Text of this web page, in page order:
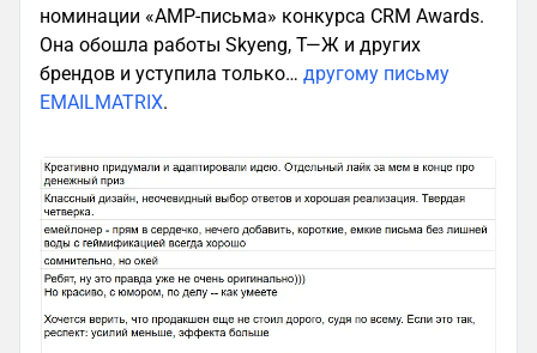
номинации «AMP-письма» конкурса CRM Awards.
Она обошла работы Skyeng, Т—Ж и других
брендов и уступила только… другому письму
EMAILMATRIX.